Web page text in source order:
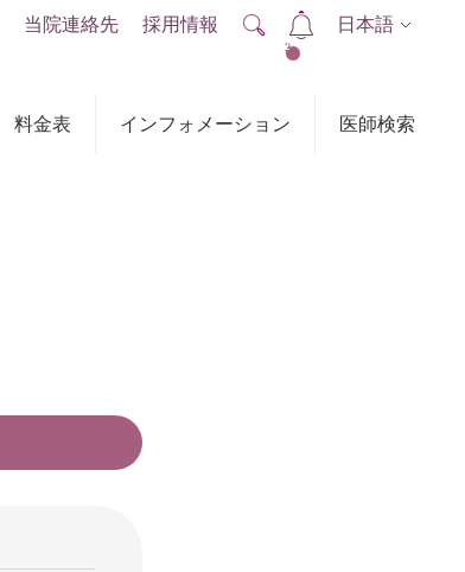
料金表 インフォメーション 医師検索
当院連絡先 採用情報
2
日本語